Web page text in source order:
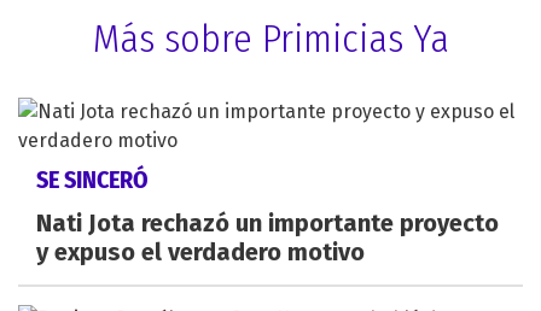
Más sobre Primicias Ya
SE SINCERÓ
Nati Jota rechazó un importante proyecto
y expuso el verdadero motivo